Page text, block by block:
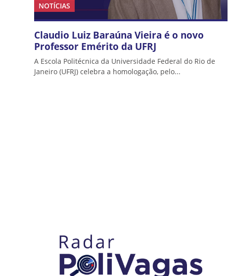
NOTÍCIAS
Claudio Luiz Baraúna Vieira é o novo
Professor Emérito da UFRJ
A Escola Politécnica da Universidade Federal do Rio de
Janeiro (UFRJ) celebra a homologação, pelo...